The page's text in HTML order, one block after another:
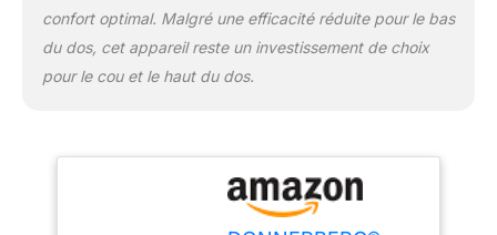
prolongée. Chargement
rapide et facile grâce au
activation de la fonction
chauffante. L’autonomie
d’environ 2,5 heures, en
fonction de facteurs tels
confort optimal. Malgré une efficacité réduite pour le bas
du dos, cet appareil reste un investissement de choix
pour le cou et le haut du dos.